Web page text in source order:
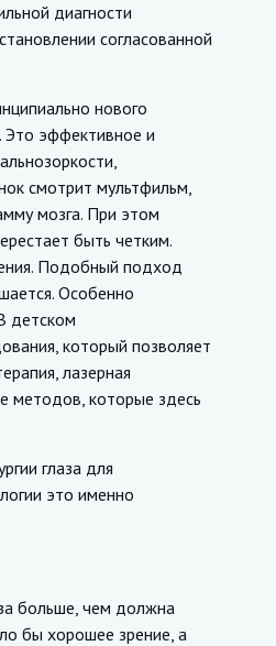
диагности
согласованной
нового
Это эффективное и
смотрит мультфильм,
мозга. При этом
быть четким.
Подобный подход
Особенно
детском
который позволяет
лазерная
методов, которые здесь
глаза для
это именно
больше, чем должна
бы хорошее зрение, а